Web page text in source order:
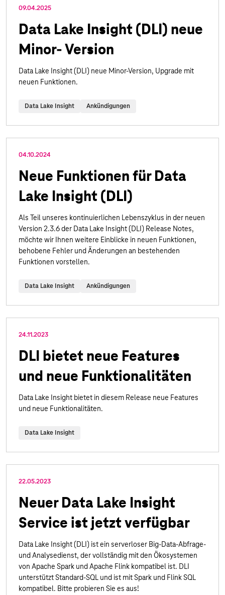
09.04.2025
Data Lake Insight (DLI) neue
Minor- Version
Data Lake Insight (DLI) neue Minor-Version, Upgrade mit
neuen Funktionen.
Data Lake Insight Ankündigungen
04.10.2024
Neue Funktionen für Data
Lake Insight (DLI)
Als Teil unseres kontinuierlichen Lebenszyklus in der neuen
Version 2.3.6 der Data Lake Insight (DLI) Release Notes,
möchte wir Ihnen weitere Einblicke in neuen Funktionen,
behobene Fehler und Änderungen an bestehenden
Funktionen vorstellen.
Data Lake Insight Ankündigungen
24.11.2023
DLI bietet neue Features
und neue Funktionalitäten
Data Lake Insight bietet in diesem Release neue Features
und neue Funktionalitäten.
Data Lake Insight
22.05.2023
Neuer Data Lake Insight
Service ist jetzt verfügbar
Data Lake Insight (DLI) ist ein serverloser Big-Data-Abfrage-
und Analysedienst, der vollständig mit den Ökosystemen
von Apache Spark und Apache Flink kompatibel ist. DLI
unterstützt Standard-SQL und ist mit Spark und Flink SQL
kompatibel. Bitte probieren Sie es aus!